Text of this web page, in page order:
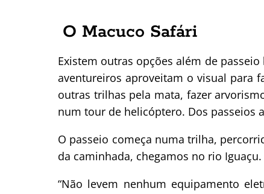
O Macuco Safári
Existem outras opções além de
aventureiros aproveitam o visual para
outras trilhas pela mata, fazer
num tour de helicóptero. Dos passeios
O passeio começa numa trilha,
da caminhada, chegamos no rio
“Não levem nenhum equipamento